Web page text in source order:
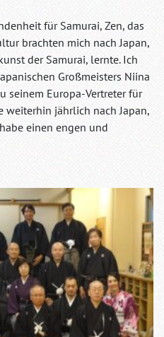
für Samurai, Zen, das
brachten mich nach Japan,
der Samurai, lernte. Ich
Großmeisters Niina
seinem Europa-Vertreter für
weiterhin jährlich nach Japan,
einen engen und